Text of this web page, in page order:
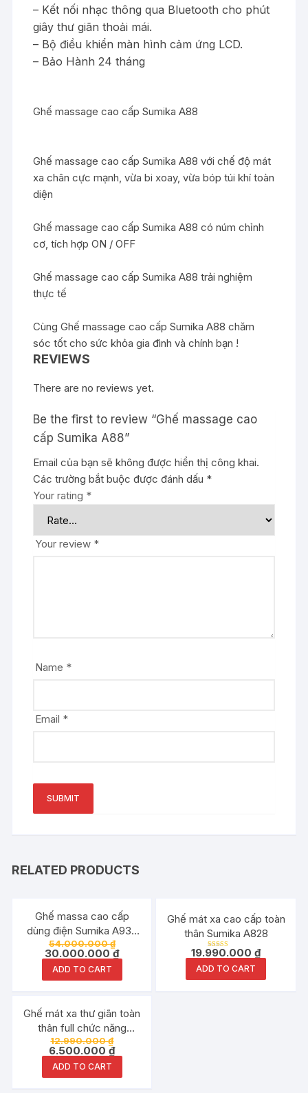
– Kết nối nhạc thông qua Bluetooth cho phút
giây thư giãn thoải mái.
– Bộ điều khiển màn hình cảm ứng LCD.
– Bảo Hành 24 tháng
Ghế massage cao cấp Sumika A88
Ghế massage cao cấp Sumika A88 với chế độ mát
xa chân cực mạnh, vừa bi xoay, vừa bóp túi khí toàn
diện
Ghế massage cao cấp Sumika A88 có núm chỉnh
cơ, tích hợp ON / OFF
Ghế massage cao cấp Sumika A88 trải nghiệm
thực tế
Cùng Ghế massage cao cấp Sumika A88 chăm
sóc tốt cho sức khỏa gia đình và chính bạn !
REVIEWS
There are no reviews yet.
Be the first to review “Ghế massage cao
cấp Sumika A88”
Email của bạn sẽ không được hiển thị công khai.
Các trường bắt buộc được đánh dấu *
Your rating *
Your review *
Name *
Email *
RELATED PRODUCTS
Đang ưu đãi!
Ghế massa cao cấp
dùng điện Sumika A939
massa full toàn thân 4D
60 túi khí
54.000.000₫
30.000.000₫
ADD TO CART
Ghế mát xa cao cấp toàn
thân Sumika A828
Rated
out of 5
19.990.000₫
ADD TO CART
Đang ưu đãi!
Ghế mát xa thư giãn toàn
thân full chức năng
Sumika A979 – Grey
12.990.000₫
6.500.000₫
ADD TO CART